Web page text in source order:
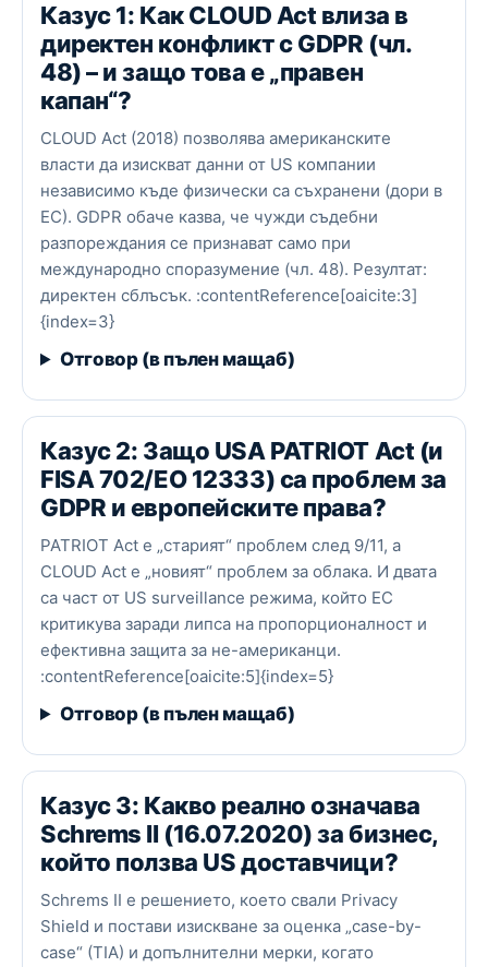
Казус 1: Как CLOUD Act влиза в
директен конфликт с GDPR (чл.
48) – и защо това е „правен
капан“?
CLOUD Act (2018) позволява американските
власти да изискват данни от US компании
независимо къде физически са съхранени (дори в
ЕС). GDPR обаче казва, че чужди съдебни
разпореждания се признават само при
международно споразумение (чл. 48). Резултат:
директен сблъсък. :contentReference[oaicite:3]
{index=3}
Отговор (в пълен мащаб)
Казус 2: Защо USA PATRIOT Act (и
FISA 702/EO 12333) са проблем за
GDPR и европейските права?
PATRIOT Act е „старият“ проблем след 9/11, а
CLOUD Act е „новият“ проблем за облака. И двата
са част от US surveillance режима, който ЕС
критикува заради липса на пропорционалност и
ефективна защита за не-американци.
:contentReference[oaicite:5]{index=5}
Отговор (в пълен мащаб)
Казус 3: Какво реално означава
Schrems II (16.07.2020) за бизнес,
който ползва US доставчици?
Schrems II е решението, което свали Privacy
Shield и постави изискване за оценка „case-by-
case“ (TIA) и допълнителни мерки, когато